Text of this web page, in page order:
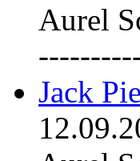
Aurel
Jack